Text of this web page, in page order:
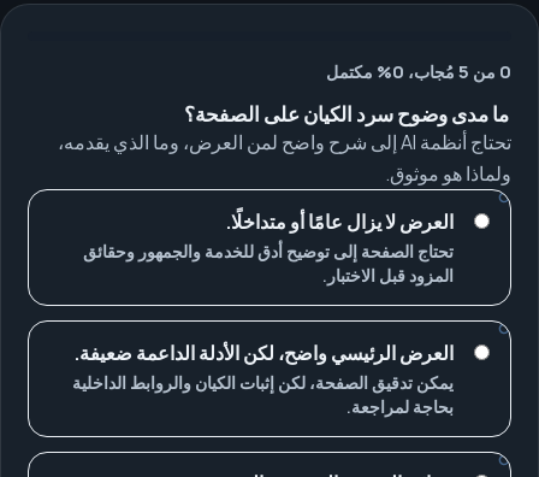
0 من 5 مُجاب، 0% مكتمل
ما مدى وضوح سرد الكيان على الصفحة؟
تحتاج أنظمة AI إلى شرح واضح لمن العرض، وما الذي يقدمه،
ولماذا هو موثوق.
العرض لا يزال عامًا أو متداخلًا.
تحتاج الصفحة إلى توضيح أدق للخدمة والجمهور وحقائق
المزود قبل الاختبار.
العرض الرئيسي واضح، لكن الأدلة الداعمة ضعيفة.
يمكن تدقيق الصفحة، لكن إثبات الكيان والروابط الداخلية
بحاجة لمراجعة.